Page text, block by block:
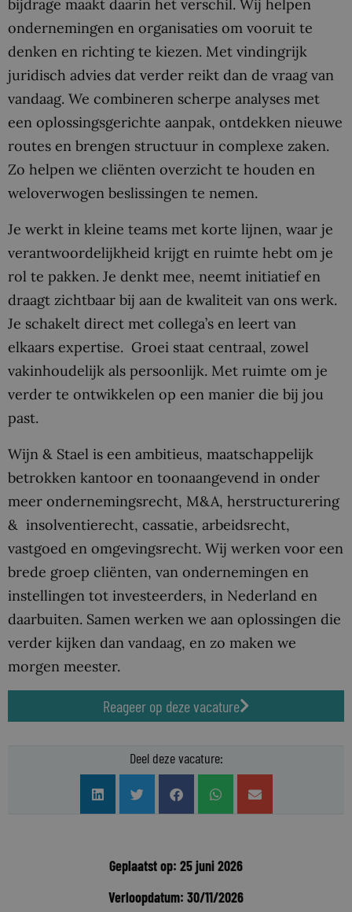
bijdrage maakt daarin het verschil. Wij helpen
ondernemingen en organisaties om vooruit te
denken en richting te kiezen. Met vindingrijk
juridisch advies dat verder reikt dan de vraag van
vandaag. We combineren scherpe analyses met
een oplossingsgerichte aanpak, ontdekken nieuwe
routes en brengen structuur in complexe zaken.
Zo helpen we cliënten overzicht te houden en
weloverwogen beslissingen te nemen.
Je werkt in kleine teams met korte lijnen, waar je
verantwoordelijkheid krijgt en ruimte hebt om je
rol te pakken. Je denkt mee, neemt initiatief en
draagt zichtbaar bij aan de kwaliteit van ons werk.
Je schakelt direct met collega’s en leert van
elkaars expertise. Groei staat centraal, zowel
vakinhoudelijk als persoonlijk. Met ruimte om je
verder te ontwikkelen op een manier die bij jou
past.
Wijn & Stael is een ambitieus, maatschappelijk
betrokken kantoor en toonaangevend in onder
meer ondernemingsrecht, M&A, herstructurering
& insolventierecht, cassatie, arbeidsrecht,
vastgoed en omgevingsrecht. Wij werken voor een
brede groep cliënten, van ondernemingen en
instellingen tot investeerders, in Nederland en
daarbuiten. Samen werken we aan oplossingen die
verder kijken dan vandaag, en zo maken we
morgen meester.
Reageer op deze vacature
Deel deze vacature:
Geplaatst op: 25 juni 2026
Verloopdatum: 30/11/2026